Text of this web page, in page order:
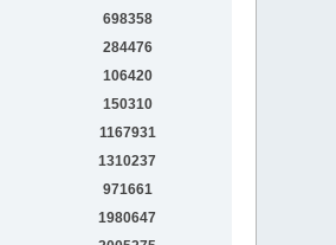
698358
284476
106420
150310
1167931
1310237
971661
1980647